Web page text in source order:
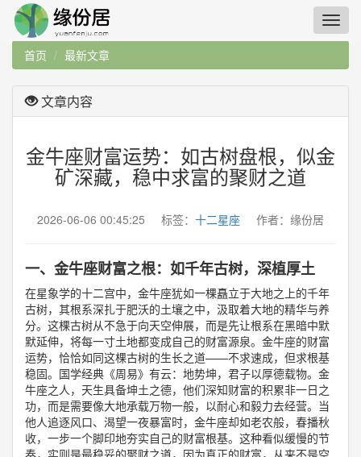
首页 最新文章
文章内容
金牛座财富运势：如古树盘根，似金
矿深藏，稳中求富的聚财之道
2026-06-06 00:45:25 标签： 十二星座 作者：缘份居
一、金牛座财富之根：如千年古树，深植厚土
在星象学的十二宫中，金牛座犹如一棵矗立于大地之上的千年
古树，其根系深扎于肥沃的土壤之中，汲取着大地的精华与养
分。这棵古树从不急于向天空伸展，而是先让根系在黑暗中默
默延伸，将每一寸土地都变成自己的财富源泉。金牛座的财富
运势，恰恰如同这棵古树的生长之道——不求速成，但求根基
稳固。国学经典《周易》有云：地势坤，君子以厚德载物。金
牛座之人，天生具备坤土之德，他们深知财富的积累非一日之
功，而是需要像大地承载万物一般，以耐心和毅力去经营。当
他人追逐风口、渴望一夜暴富时，金牛座却如老农般，春播秋
收，一步一个脚印地夯实自己的财富根基。这种看似缓慢的节
奏，实则是最稳妥的聚财之道，因为真正的财富，从来不是空